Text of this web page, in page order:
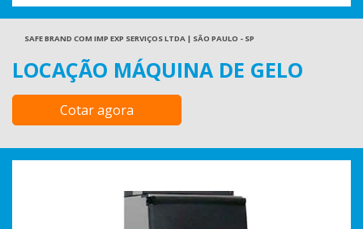
SAFE BRAND COM IMP EXP SERVIÇOS LTDA | SÃO PAULO - SP
LOCAÇÃO MÁQUINA DE GELO
Cotar agora